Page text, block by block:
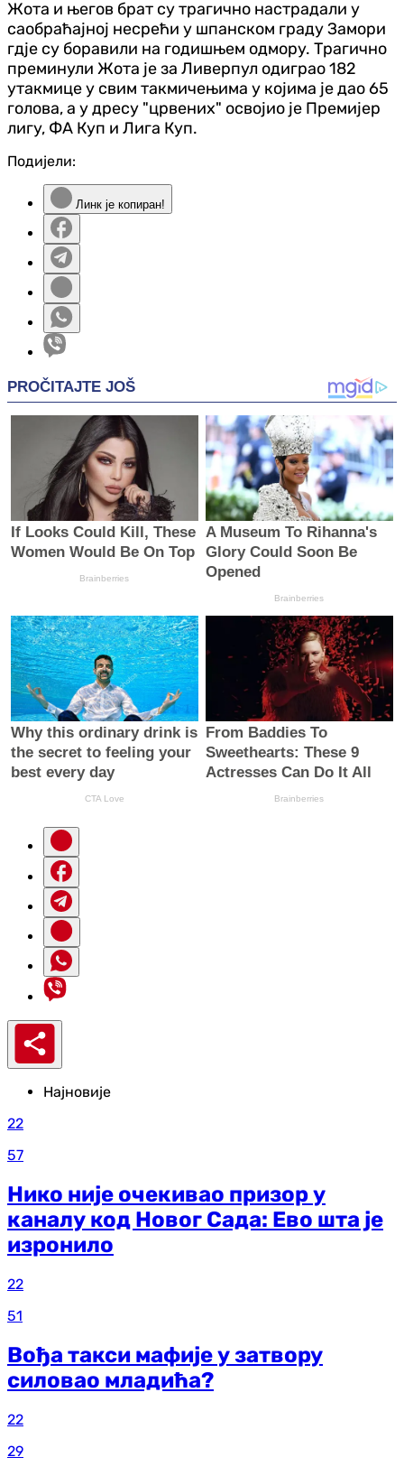
Жота и његов брат су трагично настрадали у
саобраћајној несрећи у шпанском граду Замори
гдје су боравили на годишњем одмору. Трагично
преминули Жота је за Ливерпул одиграо 182
утакмице у свим такмичењима у којима је дао 65
голова, а у дресу "црвених" освојио је Премијер
лигу, ФА Куп и Лига Куп.
Подијели:
Линк је копиран!
Најновије
22
57
Нико није очекивао призор у
каналу код Новог Сада: Ево шта је
изронило
22
51
Вођа такси мафије у затвору
силовао младића?
22
29